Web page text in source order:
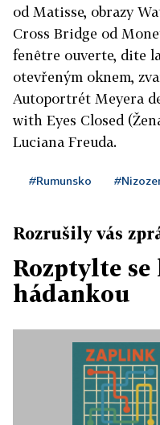
od Matisse, obrazy
Cross Bridge od
fenêtre ouverte, dite
otevřeným oknem,
Autoportrét Meyera
with Eyes Closed
Luciana Freuda.
#Rumunsko
Rozrušily vás
Rozptylte
hádankou